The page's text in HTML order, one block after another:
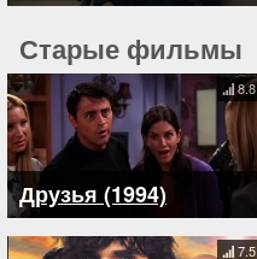
Старые фильмы
Друзья (1994)
8.8
7.5